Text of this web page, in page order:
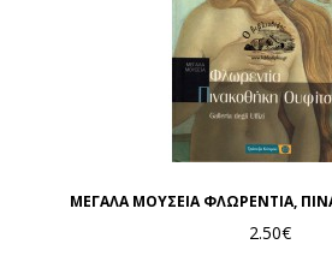
ΜΕΓΑΛΑ ΜΟΥΣΕΙΑ ΦΛΩΡΕΝΤΙΑ,
2.50€